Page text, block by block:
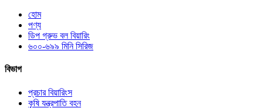
হোম
পণ্য
ডিপ গ্রুভ বল বিয়ারিং
৬০০-৬৯৯ মিনি সিরিজ
বিভাগ
প্রচার বিয়ারিংস
কৃষি যন্ত্রপাতি বহন